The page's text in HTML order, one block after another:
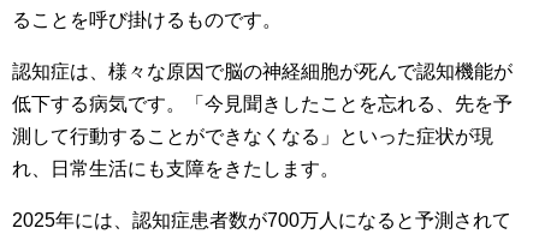
ることを呼び掛けるものです。
認知症は、様々な原因で脳の神経細胞が死んで認知機能が
低下する病気です。「今見聞きしたことを忘れる、先を予
測して行動することができなくなる」といった症状が現
れ、日常生活にも支障をきたします。
2025年には、認知症患者数が700万人になると予測されて